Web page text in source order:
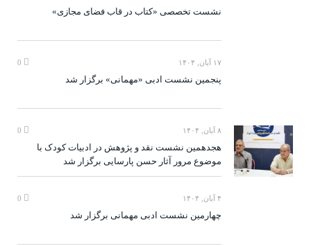
نشست تخصصی «کتاب در قاب فضای مجازی»
۱۷ آبان, ۱۴۰۴
پنجمین نشست ادبی «مهمانی» برگزار شد
۸ آبان, ۱۴۰۴
هجدهمین نشست نقد و پژوهش در ادبیات کودک با
موضوع مرور آثار حسن پارسایی برگزار شد
۴ آبان, ۱۴۰۴
چهارمین نشست ادبی مهمانی برگزار شد